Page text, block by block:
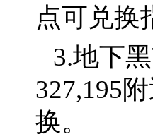
点可兑换
3.地下
327,195
换。